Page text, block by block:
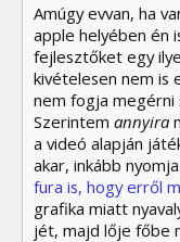
Amúgy evvan, ha
apple helyében én
fejlesztőket egy
kivételesen nem
nem fogja megérni
Szerintem annyira
a videó alapján
akar, inkább
fura is, hogy erről
grafika miatt
jét, majd lője főbe